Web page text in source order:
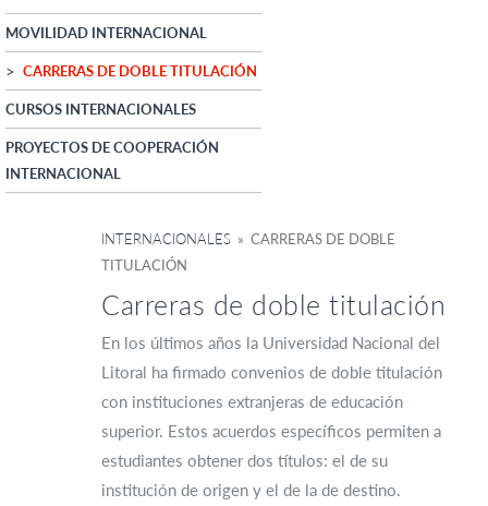
MOVILIDAD INTERNACIONAL
CARRERAS DE DOBLE TITULACIÓN
CURSOS INTERNACIONALES
PROYECTOS DE COOPERACIÓN
INTERNACIONAL
INTERNACIONALES » CARRERAS DE DOBLE
TITULACIÓN
Carreras de doble titulación
En los últimos años la Universidad Nacional del
Litoral ha firmado convenios de doble titulación
con instituciones extranjeras de educación
superior. Estos acuerdos específicos permiten a
estudiantes obtener dos títulos: el de su
institución de origen y el de la de destino.